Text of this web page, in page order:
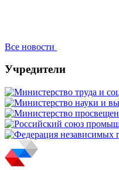
Все новости
Учредители